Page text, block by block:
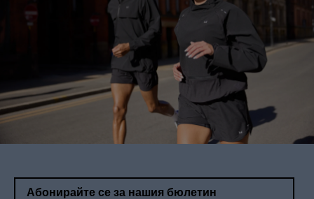
Абонирайте се за нашия бюлетин